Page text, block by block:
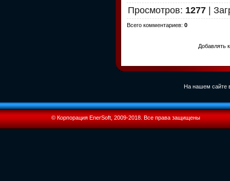
Просмотров: 1277 |
Всего комментариев: 0
Добавлять
На нашем сайте
© Корпорация EnerSoft, 2009-2018. Все права защищены